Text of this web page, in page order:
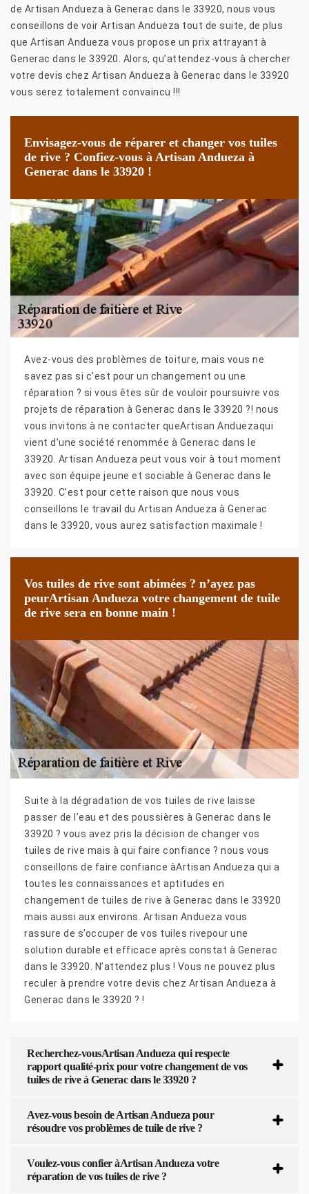
de Artisan Andueza à Generac dans le 33920, nous vous
conseillons de voir Artisan Andueza tout de suite, de plus
que Artisan Andueza vous propose un prix attrayant à
Generac dans le 33920. Alors, qu’attendez-vous à chercher
votre devis chez Artisan Andueza à Generac dans le 33920
vous serez totalement convaincu !!!
Envisagez-vous de réparer et changer vos tuiles
de rive ? Confiez-vous à Artisan Andueza à
Generac dans le 33920 !
Avez-vous des problèmes de toiture, mais vous ne
savez pas si c’est pour un changement ou une
réparation ? si vous êtes sûr de vouloir poursuivre vos
projets de réparation à Generac dans le 33920 ?! nous
vous invitons à ne contacter queArtisan Anduezaqui
vient d’une société renommée à Generac dans le
33920. Artisan Andueza peut vous voir à tout moment
avec son équipe jeune et sociable à Generac dans le
33920. C’est pour cette raison que nous vous
conseillons le travail du Artisan Andueza à Generac
dans le 33920, vous aurez satisfaction maximale !
Vos tuiles de rive sont abimées ? n’ayez pas
peurArtisan Andueza votre changement de tuile
de rive sera en bonne main !
Suite à la dégradation de vos tuiles de rive laisse
passer de l’eau et des poussières à Generac dans le
33920 ? vous avez pris la décision de changer vos
tuiles de rive mais à qui faire confiance ? nous vous
conseillons de faire confiance àArtisan Andueza qui a
toutes les connaissances et aptitudes en
changement de tuiles de rive à Generac dans le 33920
mais aussi aux environs. Artisan Andueza vous
rassure de s’occuper de vos tuiles rivepour une
solution durable et efficace après constat à Generac
dans le 33920. N’attendez plus ! Vous ne pouvez plus
reculer à prendre votre devis chez Artisan Andueza à
Generac dans le 33920 ? !
Recherchez-vousArtisan Andueza qui respecte
rapport qualité-prix pour votre changement de vos
tuiles de rive à Generac dans le 33920 ?
Avez-vous besoin de Artisan Andueza pour
résoudre vos problèmes de tuile de rive ?
Voulez-vous confier àArtisan Andueza votre
réparation de vos tuiles de rive ?